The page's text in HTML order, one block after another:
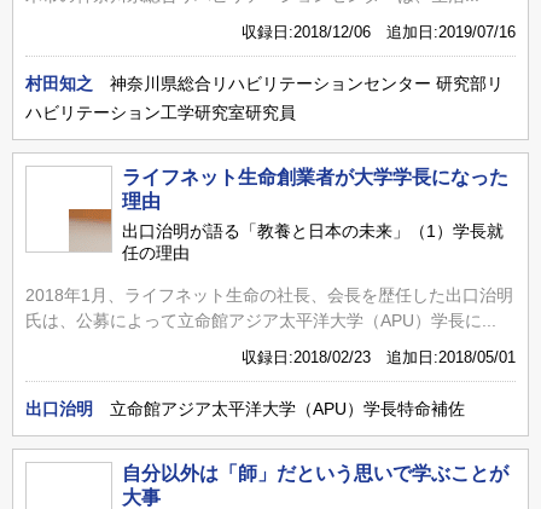
収録日:2018/12/06 追加日:2019/07/16
村田知之
神奈川県総合リハビリテーションセンター 研究部リ
ハビリテーション工学研究室研究員
ライフネット生命創業者が大学学長になった
理由
出口治明が語る「教養と日本の未来」（1）学長就
任の理由
2018年1月、ライフネット生命の社長、会長を歴任した出口治明
氏は、公募によって立命館アジア太平洋大学（APU）学長に...
収録日:2018/02/23 追加日:2018/05/01
出口治明 立命館アジア太平洋大学（APU）学長特命補佐
自分以外は「師」だという思いで学ぶことが
大事